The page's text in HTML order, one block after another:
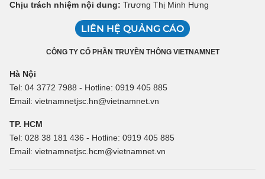
Chịu trách nhiệm nội dung: Trương Thị Minh Hưng
LIÊN HỆ QUẢNG CÁO
CÔNG TY CỔ PHẦN TRUYỀN THÔNG VIETNAMNET
Hà Nội
Tel: 04 3772 7988 - Hotline: 0919 405 885
Email: vietnamnetjsc.hn@vietnamnet.vn
TP. HCM
Tel: 028 38 181 436 - Hotline: 0919 405 885
Email: vietnamnetjsc.hcm@vietnamnet.vn